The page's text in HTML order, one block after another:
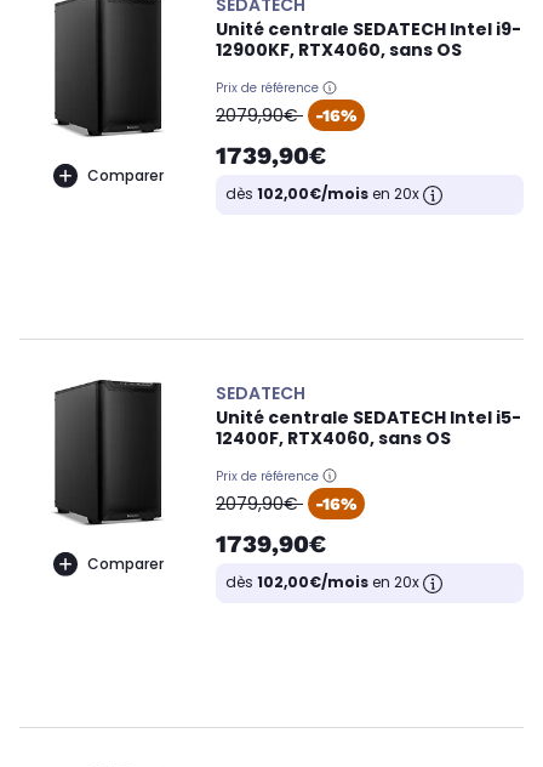
Comparer
SEDATECH
Unité centrale SEDATECH Intel i9-
12900KF, RTX4060, sans OS
Prix de référence
oldPrice
2079,90€ -16%
1739,90€
dès 102,00€/moisen 20x
Comparer
SEDATECH
Unité centrale SEDATECH Intel i5-
12400F, RTX4060, sans OS
Prix de référence
oldPrice
2079,90€ -16%
1739,90€
dès 102,00€/moisen 20x